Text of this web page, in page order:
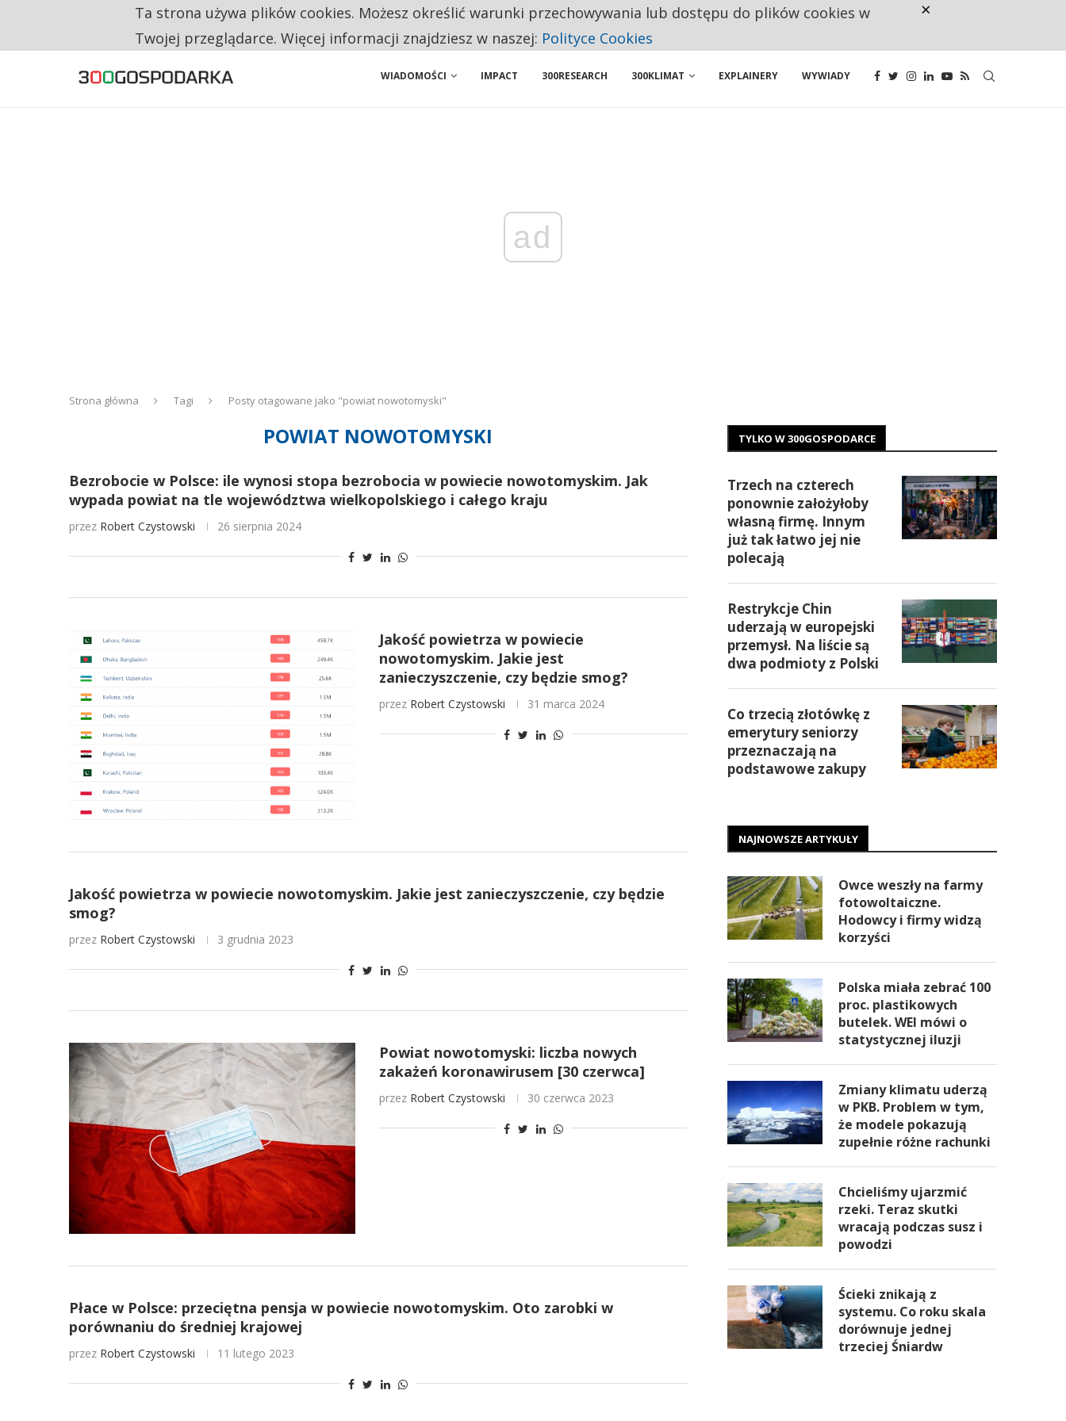
RESTRYKCJE CHIN UDERZAJĄ W EUROPEJSKI PRZEMYSŁ. NA LIŚCIE SĄ DWA PODMIOTY Z POLSKI
WIADOMOŚCI IMPACT 300RESEARCH 300KLIMAT EXPLAINERY WYWIADY
ad
Strona główna Tagi Posty otagowane jako "powiat nowotomyski"
POWIAT NOWOTOMYSKI
Bezrobocie w Polsce: ile wynosi stopa bezrobocia w powiecie nowotomyskim. Jak
wypada powiat na tle województwa wielkopolskiego i całego kraju
przez Robert Czystowski 26 sierpnia 2024
Jakość powietrza w powiecie
nowotomyskim. Jakie jest
zanieczyszczenie, czy będzie smog?
przez Robert Czystowski 31 marca 2024
Jakość powietrza w powiecie nowotomyskim. Jakie jest zanieczyszczenie, czy będzie
smog?
przez Robert Czystowski 3 grudnia 2023
Powiat nowotomyski: liczba nowych
zakażeń koronawirusem [30 czerwca]
przez Robert Czystowski 30 czerwca 2023
Płace w Polsce: przeciętna pensja w powiecie nowotomyskim. Oto zarobki w
porównaniu do średniej krajowej
przez Robert Czystowski 11 lutego 2023
TYLKO W 300GOSPODARCE
Trzech na czterech
ponownie założyłoby
własną firmę. Innym
już tak łatwo jej nie
polecają
Restrykcje Chin
uderzają w europejski
przemysł. Na liście są
dwa podmioty z Polski
Co trzecią złotówkę z
emerytury seniorzy
przeznaczają na
podstawowe zakupy
NAJNOWSZE ARTYKUŁY
Owce weszły na farmy
fotowoltaiczne.
Hodowcy i firmy widzą
korzyści
Polska miała zebrać 100
proc. plastikowych
butelek. WEI mówi o
statystycznej iluzji
Zmiany klimatu uderzą
w PKB. Problem w tym,
że modele pokazują
zupełnie różne rachunki
Chcieliśmy ujarzmić
rzeki. Teraz skutki
wracają podczas susz i
powodzi
Ścieki znikają z
systemu. Co roku skala
dorównuje jednej
trzeciej Śniardw
Ta strona używa plików cookies. Możesz określić warunki przechowywania lub dostępu do plików cookies w
Twojej przeglądarce. Więcej informacji znajdziesz w naszej: Polityce Cookies
×